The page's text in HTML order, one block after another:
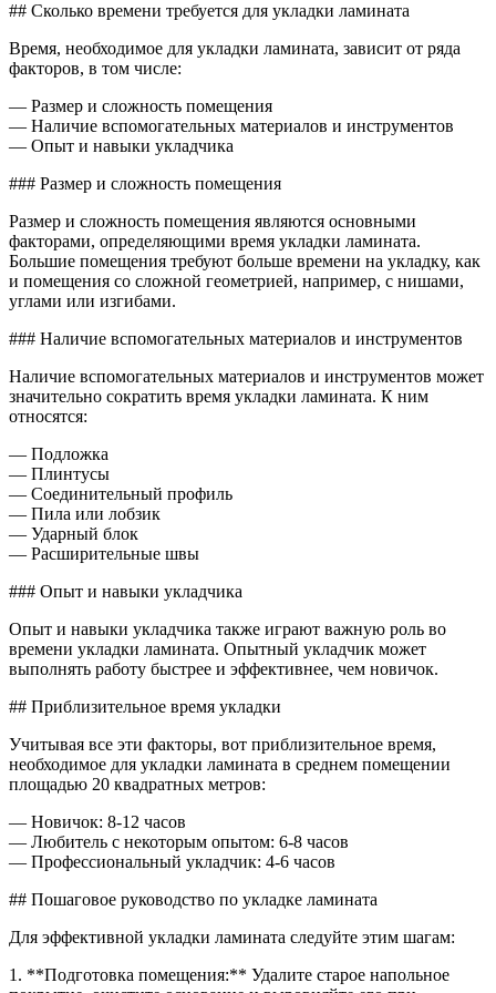
для
## Сколько времени требуется для укладки ламината
Время, необходимое для укладки ламината, зависит от ряда
факторов, в том числе:
— Размер и сложность помещения
— Наличие вспомогательных материалов и инструментов
— Опыт и навыки укладчика
### Размер и сложность помещения
Размер и сложность помещения являются основными
факторами, определяющими время укладки ламината.
Большие помещения требуют больше времени на укладку, как
и помещения со сложной геометрией, например, с нишами,
углами или изгибами.
### Наличие вспомогательных материалов и инструментов
Наличие вспомогательных материалов и инструментов может
значительно сократить время укладки ламината. К ним
относятся:
— Подложка
— Плинтусы
— Соединительный профиль
— Пила или лобзик
— Ударный блок
— Расширительные швы
### Опыт и навыки укладчика
Опыт и навыки укладчика также играют важную роль во
времени укладки ламината. Опытный укладчик может
выполнять работу быстрее и эффективнее, чем новичок.
## Приблизительное время укладки
Учитывая все эти факторы, вот приблизительное время,
необходимое для укладки ламината в среднем помещении
площадью 20 квадратных метров:
— Новичок: 8-12 часов
— Любитель с некоторым опытом: 6-8 часов
— Профессиональный укладчик: 4-6 часов
## Пошаговое руководство по укладке ламината
Для эффективной укладки ламината следуйте этим шагам:
1. **Подготовка помещения:** Удалите старое напольное